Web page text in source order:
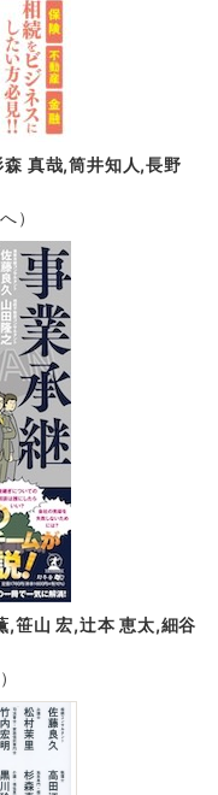
真哉,筒井知人,長野
）
,笹山 宏,辻本 恵太,細谷